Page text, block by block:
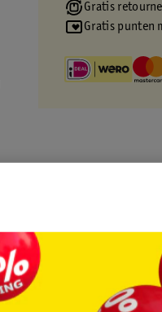
Gratis
Gratis punten